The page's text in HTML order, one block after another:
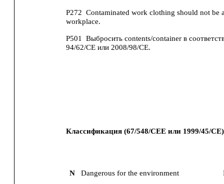
P272 Contaminated work clothing should not be
workplace.
P501
Выбросить contents/container в
94/62/CE или 2008/98/CE.
Классификация (67/548/CEE или 1999/45/
N Dangerous for the environment